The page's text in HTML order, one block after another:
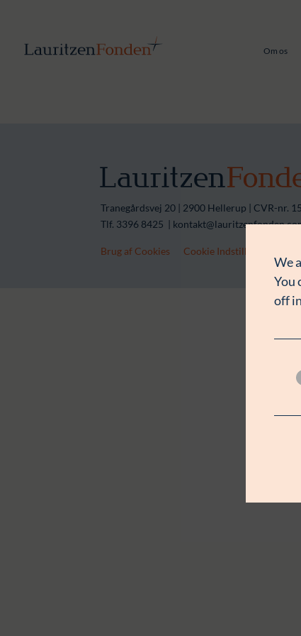
Om os
Tranegårdsvej 20 | 2900 Hellerup | CVR-nr.
Tlf. 3396 8425 |
Brug af Cookies Cookie Indstillinger
We
You
off in